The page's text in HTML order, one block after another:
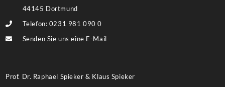
44145 Dortmund
Telefon: 0231 981 090 0
Senden Sie uns eine E-Mail
Prof. Dr. Raphael Spieker & Klaus Spieker